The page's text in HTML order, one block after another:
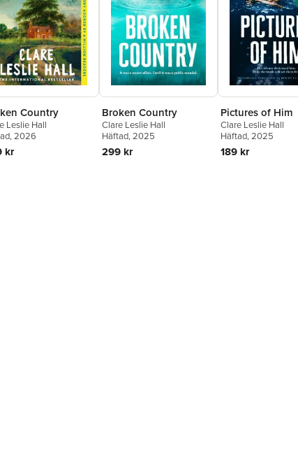
Country
Leslie Hall
, 2026
kr
Broken Country
Clare Leslie Hall
Häftad, 2025
299 kr
Pictures of Him
Clare Leslie Hall
Häftad, 2025
189 kr